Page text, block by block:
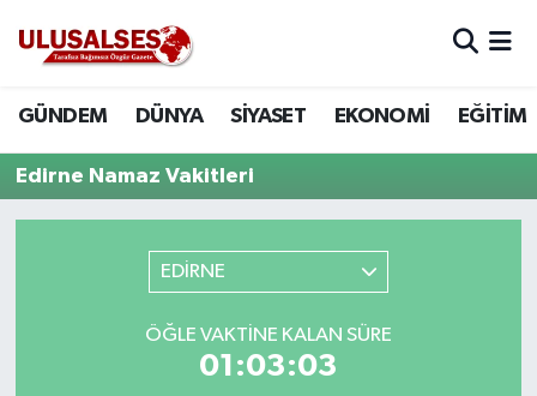
GÜNDEM DÜNYA SİYASET EKONOMİ EĞİTİM
Edirne Namaz Vakitleri
EDİRNE
ÖĞLE VAKTINE KALAN SÜRE
01:03:03
DÜNYA
EKONOMİ
Trafik Durumu
Tüm Manşetler
Son Dakika Haberleri